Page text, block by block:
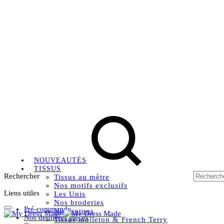
Rechercher
Liens utiles
Pré-commande
Nos dernières pièces
NOUVEAUTÉS
TISSUS
Tissus au mètre
Nos motifs exclusifs
Les Unis
Nos broderies
Nos cotons
Tissus molleton & French Terry